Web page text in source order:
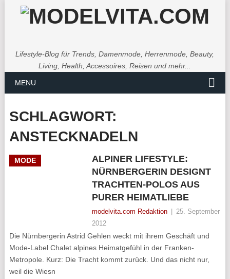
Lifestyle-Blog für Trends, Damenmode, Herrenmode, Beauty,
Living, Health, Accessoires, Reisen und mehr...
MENU
SCHLAGWORT:
ANSTECKNADELN
MODE
ALPINER LIFESTYLE:
NÜRNBERGERIN DESIGNT
TRACHTEN-POLOS AUS
PURER HEIMATLIEBE
modelvita.com Redaktion
25. September
2012
Die Nürnbergerin Astrid Gehlen weckt mit ihrem Geschäft und
Mode-Label Chalet alpines Heimatgefühl in der Franken-
Metropole. Kurz: Die Tracht kommt zurück. Und das nicht nur,
weil die Wiesn